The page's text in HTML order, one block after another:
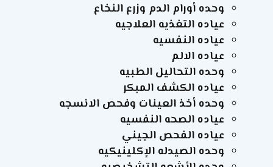
وحده أورام الدم وزرع النخاع
عياده التغذيه العلاجيه
عياده النفسيه
عياده الالم
وحده التحاليل الطبيه
عياده الكشف المبكر
وحده أخذ العينات وفحص الانسجه
عياده الصحه النفسيه
عياده الفحص الجيني
وحده الصيدله الإكلينيكيه